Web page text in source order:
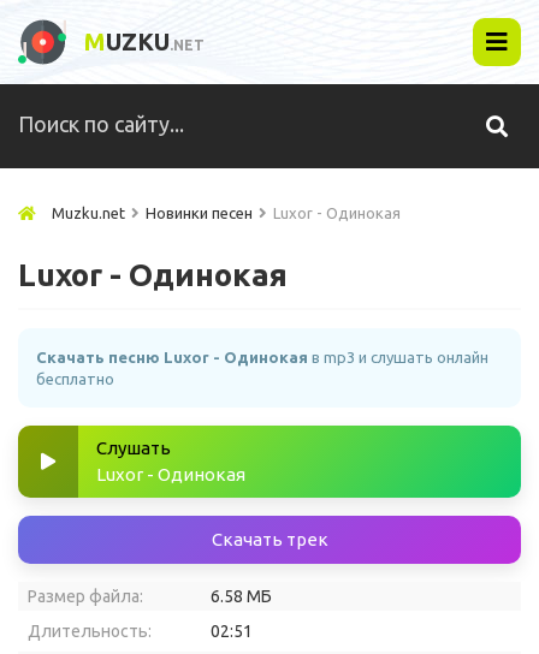
MUZKU.NET
Muzku.net Новинки песен Luxor - Одинокая
Luxor - Одинокая
Скачать песню Luxor - Одинокая в mp3 и слушать онлайн
бесплатно
Слушать
Luxor - Одинокая
Скачать трек
Размер файла:
6.58 МБ
Длительность:
02:51